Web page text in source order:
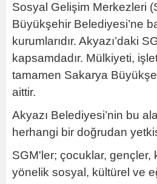
Sosyal Gelişim Merkezleri
Büyükşehir Belediyesi’ne
kurumlarıdır. Akyazı’daki
kapsamdadır. Mülkiyeti,
tamamen Sakarya
aittir.
Akyazı Belediyesi’nin bu
herhangi bir doğrudan
SGM'ler; çocuklar, gençler,
yönelik sosyal, kültürel ve